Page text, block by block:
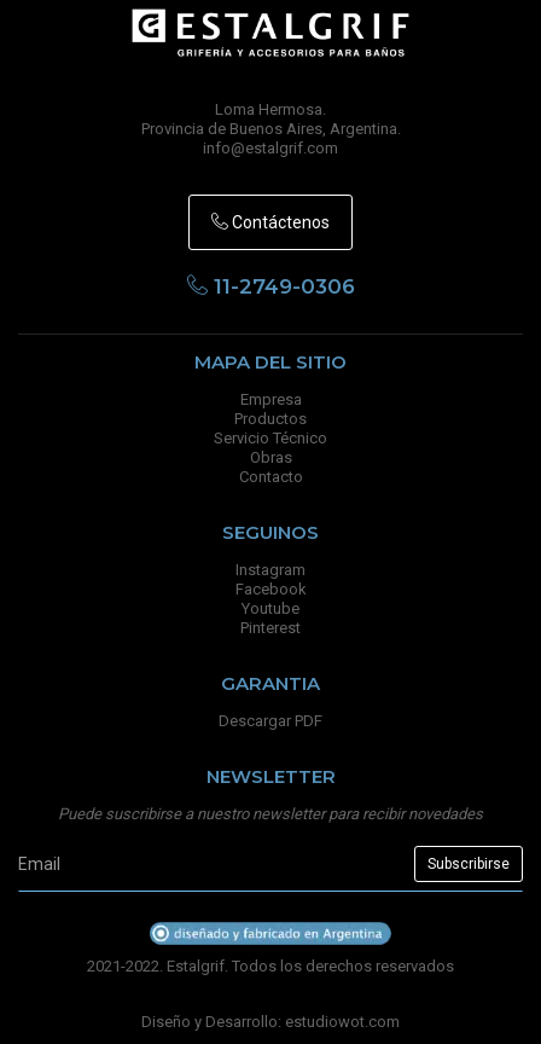
Loma Hermosa.
Provincia de Buenos Aires, Argentina.
info@estalgrif.com
Contáctenos
11-2749-0306
MAPA DEL SITIO
Empresa
Productos
Servicio Técnico
Obras
Contacto
SEGUINOS
Instagram
Facebook
Youtube
Pinterest
GARANTIA
Descargar PDF
NEWSLETTER
Puede suscribirse a nuestro newsletter para recibir novedades
2021-2022. Estalgrif. Todos los derechos reservados
Diseño y Desarrollo: estudiowot.com